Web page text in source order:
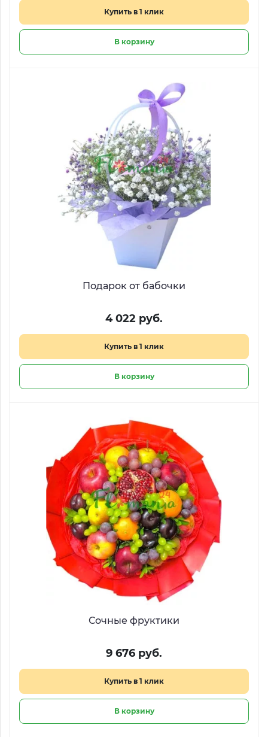
Купить в 1 клик
В корзину
Подарок от бабочки
4 022 руб.
Купить в 1 клик
В корзину
Сочные фруктики
9 676 руб.
Купить в 1 клик
В корзину